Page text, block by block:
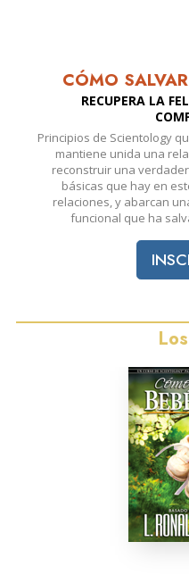
CÓMO
RECUPERA LA
Principios de Scientology
mantiene unida una
reconstruir una
básicas que hay en
relaciones, y abarcan
funcional que ha